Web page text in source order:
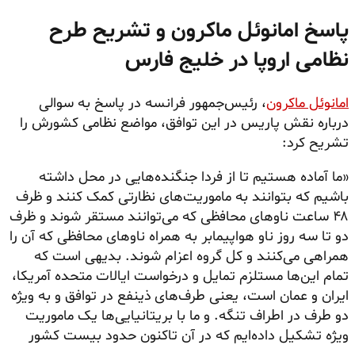
پاسخ امانوئل ماکرون و تشریح طرح
نظامی اروپا در خلیج فارس
امانوئل ماکرون، رئیس‌جمهور فرانسه در پاسخ به سوالی
درباره نقش پاریس در این توافق، مواضع نظامی کشورش را
تشریح کرد:
«ما آماده هستیم تا از فردا جنگنده‌هایی در محل داشته
باشیم که بتوانند به ماموریت‌های نظارتی کمک کنند و ظرف
۴۸ ساعت ناوهای محافظی که می‌توانند مستقر شوند و ظرف
دو تا سه روز ناو هواپیمابر به همراه ناوهای محافظی که آن را
همراهی می‌کنند و کل گروه اعزام شوند. بدیهی است که
تمام این‌ها مستلزم تمایل و درخواست ایالات متحده آمریکا،
ایران و عمان است، یعنی طرف‌های ذینفع در توافق و به ویژه
دو طرف در اطراف تنگه. و ما با بریتانیایی‌ها یک ماموریت
ویژه تشکیل داده‌ایم که در آن تاکنون حدود بیست کشور